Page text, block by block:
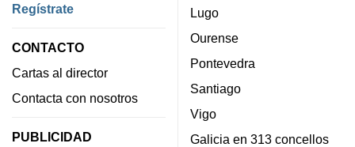
Regístrate
CONTACTO
Cartas al director
Contacta con nosotros
PUBLICIDAD
Lugo
Ourense
Pontevedra
Santiago
Vigo
Galicia en 313 concellos